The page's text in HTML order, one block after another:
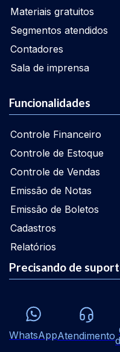
Materiais gratuitos
Segmentos atendidos
Contadores
Sala de imprensa
Funcionalidades
Controle Financeiro
Controle de Estoque
Controle de Vendas
Emissão de Notas
Emissão de Boletos
Cadastros
Relatórios
Precisando de
WhatsAppAtendimento